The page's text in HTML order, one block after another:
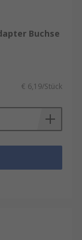
Buchse
€ 6,19/Stück